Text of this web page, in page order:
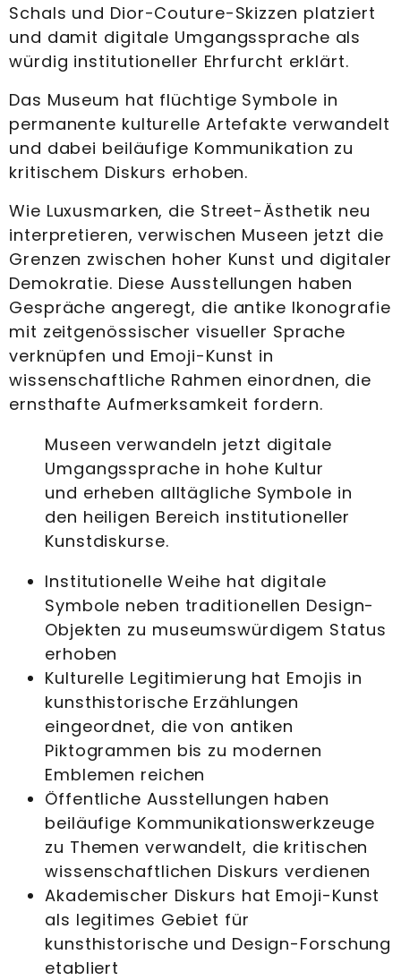
Schals und Dior-Couture-Skizzen platziert
und damit digitale Umgangssprache als
würdig institutioneller Ehrfurcht erklärt.
Das Museum hat flüchtige Symbole in
permanente kulturelle Artefakte verwandelt
und dabei beiläufige Kommunikation zu
kritischem Diskurs erhoben.
Wie Luxusmarken, die Street-Ästhetik neu
interpretieren, verwischen Museen jetzt die
Grenzen zwischen hoher Kunst und digitaler
Demokratie. Diese Ausstellungen haben
Gespräche angeregt, die antike Ikonografie
mit zeitgenössischer visueller Sprache
verknüpfen und Emoji-Kunst in
wissenschaftliche Rahmen einordnen, die
ernsthafte Aufmerksamkeit fordern.
Museen verwandeln jetzt digitale
Umgangssprache in hohe Kultur
und erheben alltägliche Symbole in
den heiligen Bereich institutioneller
Kunstdiskurse.
Institutionelle Weihe hat digitale
Symbole neben traditionellen Design-
Objekten zu museumswürdigem Status
erhoben
Kulturelle Legitimierung hat Emojis in
kunsthistorische Erzählungen
eingeordnet, die von antiken
Piktogrammen bis zu modernen
Emblemen reichen
Öffentliche Ausstellungen haben
beiläufige Kommunikationswerkzeuge
zu Themen verwandelt, die kritischen
wissenschaftlichen Diskurs verdienen
Akademischer Diskurs hat Emoji-Kunst
als legitimes Gebiet für
kunsthistorische und Design-Forschung
etabliert